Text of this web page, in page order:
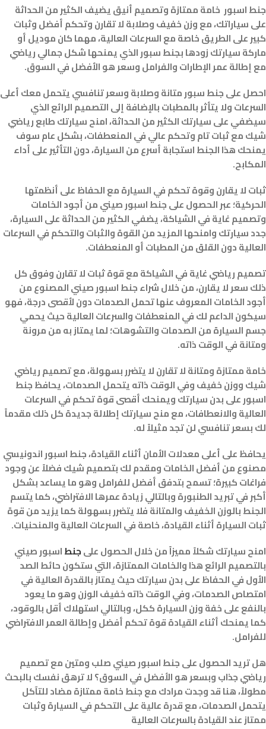
جنط اسبور خامة ممتازة وتصميم أنيق يضيف الكثير من الحداثة
على سياراتك، مع وزن خفيف وصلابة لا تقارن وتحكم أفضل وثبات
كبير على الطريق خاصة مع السرعات العالية، مهما كان موديل أو
ماركة سيارتك زودها بجنط سبور الذي يمنحها شكل جمالي رياضي
مع إطالة عمر الإطارات والفرامل وسعر هو الأفضل في السوق.
احصل على جنط سبور متانة وصلابة وسعر تنافسي يتحمل معك أعلى
السرعات ولا يتأثر بالمطبات بالإضافة إلى التصميم الرائع الذي
سيضفي على سيارتك الكثير من الحداثة، امنح سيارتك طابع رياضي
شيك مع ثبات تام وتحكم عالي في المنعطفات، بشكل عام سوف
يمنحك هذا الجنط استجابة أسرع من السيارة، دون التأثير على أداء
المكابح.
ثبات لا يقارن وقوة تحكم في السيارة مع الحفاظ على أنظمتها
الحركية؛ عبر الحصول على جنط اسبور صيني من أجود الخامات
وتصميم غاية في الشياكة، يضفي الكثير من الحداثة على السيارة،
جدد سيارتك وامنحها المزيد من القوة والثبات والتحكم في السرعات
العالية دون القلق من المطبات أو المنعطفات.
تصميم رياضي غاية في الشياكة مع قوة ثبات لا تقارن وفوق كل
ذلك سعر لا يقارن، من خلال شراء جنط اسبور صيني المصنوع من
أجود الخامات المعروف عنها تحمل الصدمات دون لأقصى درجة، فهو
سيكون الداعم لك في المنعطفات والسرعات العالية حيث يحمي
جسم السيارة من الصدمات والتشوهات؛ لما يمتاز به من مرونة
ومتانة في الوقت ذاته.
خامة ممتازة ومتانة لا تقارن لا يتضرر بسهولة، مع تصميم رياضي
شيك ووزن خفيف وفي الوقت ذاته يتحمل الصدمات، يحافظ جنط
اسبور على بدن سيارتك ويمنحك أقصى قوة تحكم في السرعات
العالية والانعطافات، مع منح سيارتك إطلالة جديدة كل ذلك مقدماً
لك بسعر تنافسي لن تجد مثيلاً له.
يحافظ على أعلى معدلات الأمان أثناء القيادة، جنط اسبور اندونيسي
مصنوع من أفضل الخامات ومقدم لك بتصميم شيك فضلاً عن وجود
فراغات كبيرة؛ تسمح بتدفق أفضل للفرامل وهو ما يساعد بشكل
أكبر في تبريد الطنبورة وبالتالي زيادة عمرها الافتراضي، كما يتسم
الجنط بالوزن الخفيف والمتانة فلا يتضرر بسهولة كما يزيد من قوة
ثبات السيارة أثناء القيادة، خاصة في السرعات العالية والمنحنيات.
امنح سيارتك شكلاً مميزاً من خلال الحصول علىجنطاسبور صيني
بالتصميم الرائع هذا والخامات الممتازة، التي ستكون حائط الصد
الأول في الحفاظ على بدن سيارتك حيث يمتاز بالقدرة العالية في
امتصاص الصدمات، وفي الوقت ذاته خفيف الوزن وهو ما يعود
بالنفع على خفة وزن السيارة ككل، وبالتالي استهلاك أقل بالوقود،
كما يمنحك أثناء القيادة قوة تحكم أفضل وإطالة العمر الافتراضي
للفرامل.
هل تريد الحصول على جنط اسبور صيني صلب ومتين مع تصميم
رياضي جذاب وبسعر هو الأفضل في السوق؟ لا ترهق نفسك بالبحث
مطولاً، هنا قد وجدت مرادك مع جنط خامة ممتازة مضاد للتآكل
يتحمل الصدمات، مع قدرة عالية على التحكم في السيارة وثبات
ممتاز عند القيادة بالسرعات العالية